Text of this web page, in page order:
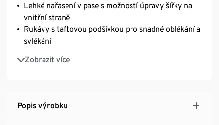
Lehké nařasení v pase s možností úpravy šířky na
vnitřní straně
Rukávy s taftovou podšívkou pro snadné oblékání a
svlékání
Zobrazit více
Vnitřní podšívka z čistého bavlněného žerzeje
Popis výrobku